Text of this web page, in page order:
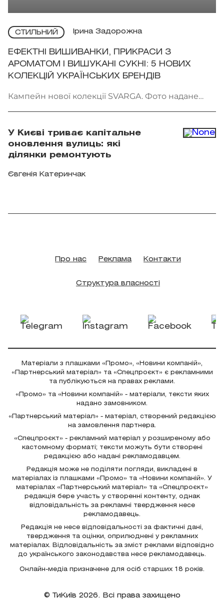
СТИЛЬНИЙ Ірина Задорожна
ЕФЕКТНІ ВИШИВАНКИ, ПРИКРАСИ З
АРОМАТОМ І ВИШУКАНІ СУКНІ: 5 НОВИХ
КОЛЕКЦІЙ УКРАЇНСЬКИХ БРЕНДІВ
Кампейн нової колекції SVARGA. Фото надане
У Києві триває капітальне
оновлення вулиць: які
ділянки ремонтують
Євгенія Катеринчак
Про нас Реклама Контакти
Структура власності
Матеріали з плашками «Промо», «Новини компаній»,
«Партнерський матеріал» та «Спецпроєкт» є рекламними
та публікуються на правах реклами.
«Промо» та «Новини компаній» - матеріали, тексти яких
надано замовником.
«Партнерський матеріал» - матеріал, створений редакцією
на замовлення партнера.
«Спецпроєкт» - рекламний матеріал у розширеному або
кастомному форматі; тексти можуть бути створені
редакцією або надані рекламодавцем.
Редакція може не поділяти погляди, викладені в
матеріалах із плашками «Промо» та «Новини компаній». У
матеріалах «Партнерський матеріал» та «Спецпроєкт»
редакція бере участь у створенні контенту, однак
відповідальність за рекламні твердження несе
рекламодавець.
Редакція не несе відповідальності за фактичні дані,
твердження та оцінки, оприлюднені у рекламних
матеріалах. Відповідальність за зміст реклами відповідно
до українського законодавства несе рекламодавець.
Онлайн-медіа призначене для осіб старших 18 років.
© ТиКиїв 2026. Всі права захищено